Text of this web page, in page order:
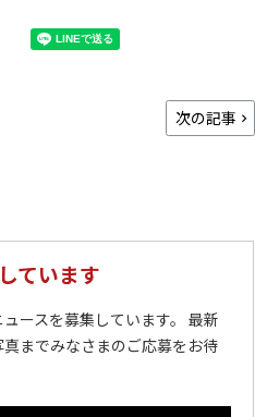
次の記事
ています
ースを募集しています。 最新
までみなさまのご応募をお待